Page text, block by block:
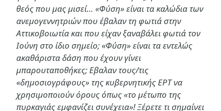
θεός που μας μισεί… «Φύση» είναι τα καλώδια των
ανεμογεννητριών που έβαλαν τη φωτιά στην
Αττικοβοιωτία και που είχαν ξαναβάλει φωτιά τον
Ιούνη στο ίδιο σημείο; «Φύση» είναι τα εντελώς
ακαθάριστα δάση που έχουν γίνει
μπαρουταποθήκες; Εβαλαν τους/τις
«δημοσιογράφους» της κυβερνητικής ΕΡΤ να
χρησιμοποιούν όρους όπως «το μέτωπο της
πυρκαγιάς εμφανίζει συνέχεια»! Ξέρετε τι σημαίνει